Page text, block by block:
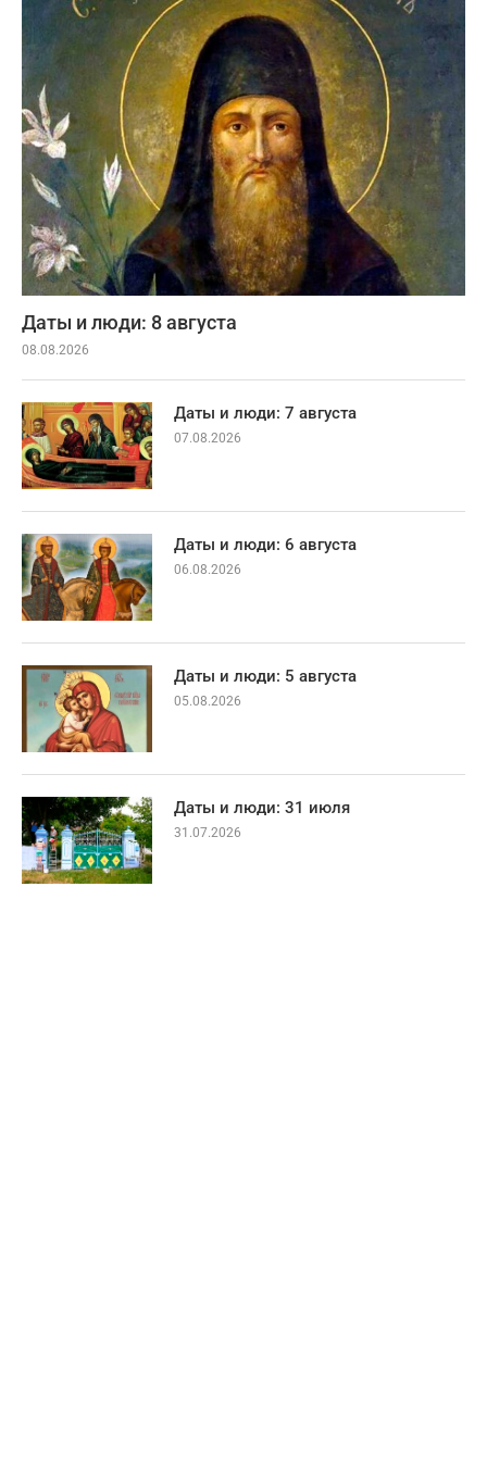
Даты и люди: 8 августа
08.08.2026
Даты и люди: 7 августа
07.08.2026
Даты и люди: 6 августа
06.08.2026
Даты и люди: 5 августа
05.08.2026
Даты и люди: 31 июля
31.07.2026